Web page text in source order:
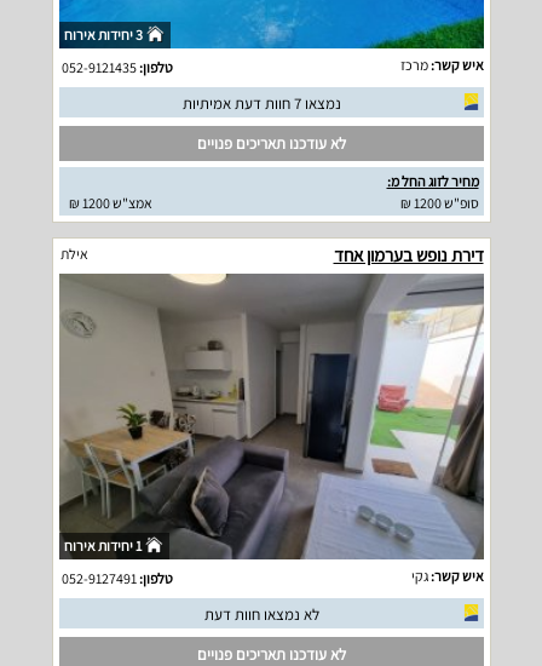
3 יחידות אירוח
איש קשר:מרכז טלפון:052-9121435
נמצאו 7 חוות דעת אמיתיות
לא עודכנו תאריכים פנויים
מחיר לזוג החל מ:
סופ"ש 1200 ₪
אמצ"ש 1200 ₪
דירת נופש בערמון אחד אילת
1 יחידות אירוח
איש קשר:גקי טלפון:
לא נמצאו חוות דעת
לא עודכנו תאריכים פנויים